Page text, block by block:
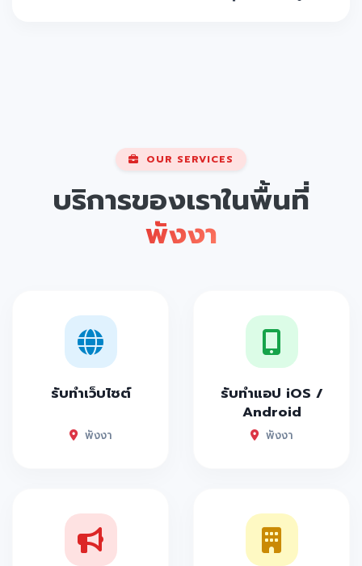
OUR SERVICES
บริการของเราในพื้นที่
พังงา
รับทำเว็บไซต์
พังงา
รับทำแอป iOS /
Android
พังงา